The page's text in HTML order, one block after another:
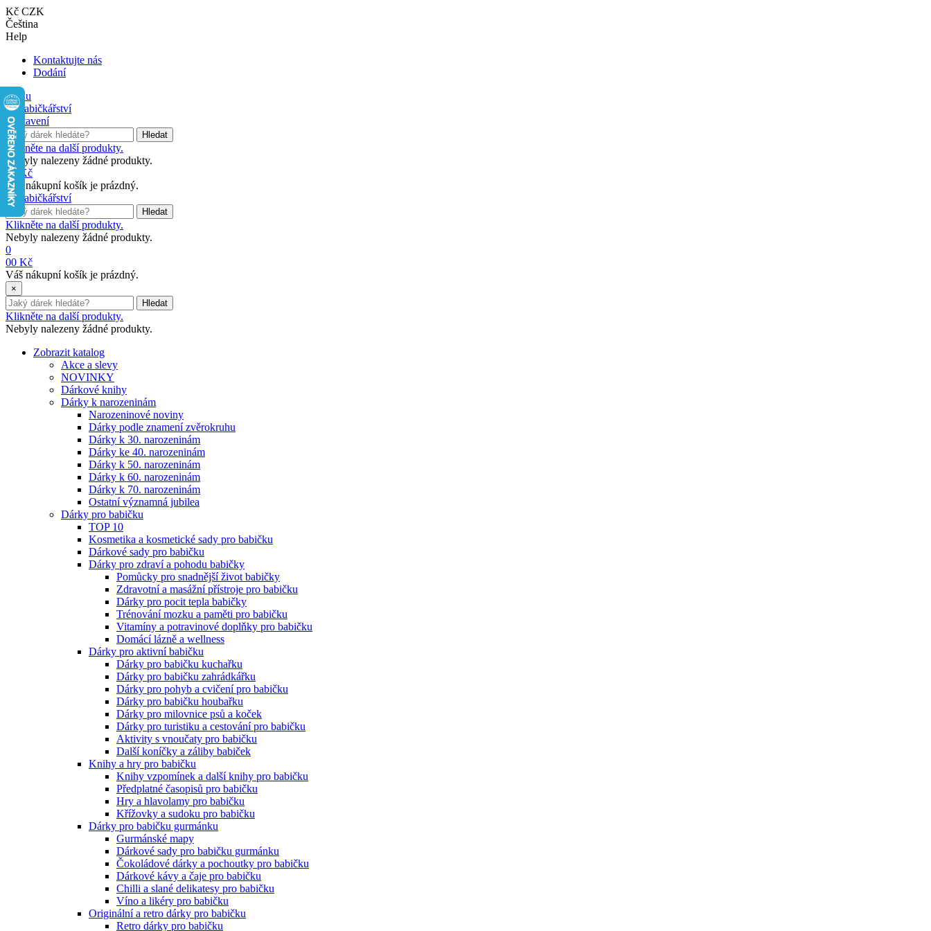
Kč CZK
Čeština
Help
Kontaktujte nás
Dodání
Menu
Nastavení
Hledat
Klikněte na další produkty.
Nebyly nalezeny žádné produkty.
00 Kč
Váš nákupní košík je prázdný.
Hledat
Klikněte na další produkty.
Nebyly nalezeny žádné produkty.
0
00 Kč
Váš nákupní košík je prázdný.
×
Hledat
Klikněte na další produkty.
Nebyly nalezeny žádné produkty.
Zobrazit katalog
Akce a slevy
NOVINKY
Dárkové knihy
Dárky k narozeninám
Narozeninové noviny
Dárky podle znamení zvěrokruhu
Dárky k 30. narozeninám
Dárky ke 40. narozeninám
Dárky k 50. narozeninám
Dárky k 60. narozeninám
Dárky k 70. narozeninám
Ostatní významná jubilea
Dárky pro babičku
TOP 10
Kosmetika a kosmetické sady pro babičku
Dárkové sady pro babičku
Dárky pro zdraví a pohodu babičky
Pomůcky pro snadnější život babičky
Zdravotní a masážní přístroje pro babičku
Dárky pro pocit tepla babičky
Trénování mozku a paměti pro babičku
Vitamíny a potravinové doplňky pro babičku
Domácí lázně a wellness
Dárky pro aktivní babičku
Dárky pro babičku kuchařku
Dárky pro babičku zahrádkářku
Dárky pro pohyb a cvičení pro babičku
Dárky pro babičku houbařku
Dárky pro milovnice psů a koček
Dárky pro turistiku a cestování pro babičku
Aktivity s vnoučaty pro babičku
Další koníčky a záliby babiček
Knihy a hry pro babičku
Knihy vzpomínek a další knihy pro babičku
Předplatné časopisů pro babičku
Hry a hlavolamy pro babičku
Křížovky a sudoku pro babičku
Dárky pro babičku gurmánku
Gurmánské mapy
Dárkové sady pro babičku gurmánku
Čokoládové dárky a pochoutky pro babičku
Dárkové kávy a čaje pro babičku
Chilli a slané delikatesy pro babičku
Víno a likéry pro babičku
Originální a retro dárky pro babičku
Retro dárky pro babičku